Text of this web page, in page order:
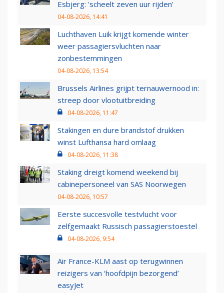
Esbjerg: 'scheelt zeven uur rijden'
04-08-2026, 14:41
Luchthaven Luik krijgt komende winter
weer passagiersvluchten naar
zonbestemmingen
04-08-2026, 13:54
Brussels Airlines grijpt ternauwernood in:
streep door vlootuitbreiding
04-08-2026, 11:47
Stakingen en dure brandstof drukken
winst Lufthansa hard omlaag
04-08-2026, 11:38
Staking dreigt komend weekend bij
cabinepersoneel van SAS Noorwegen
04-08-2026, 10:57
Eerste succesvolle testvlucht voor
zelfgemaakt Russisch passagierstoestel
04-08-2026, 9:54
Air France-KLM aast op terugwinnen
reizigers van ‘hoofdpijn bezorgend’
easyJet